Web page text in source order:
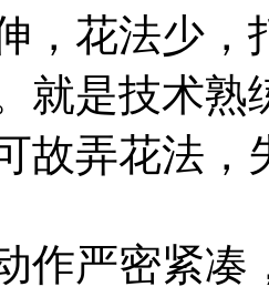
，花法少，
就是技术熟
故弄花法
严密紧凑